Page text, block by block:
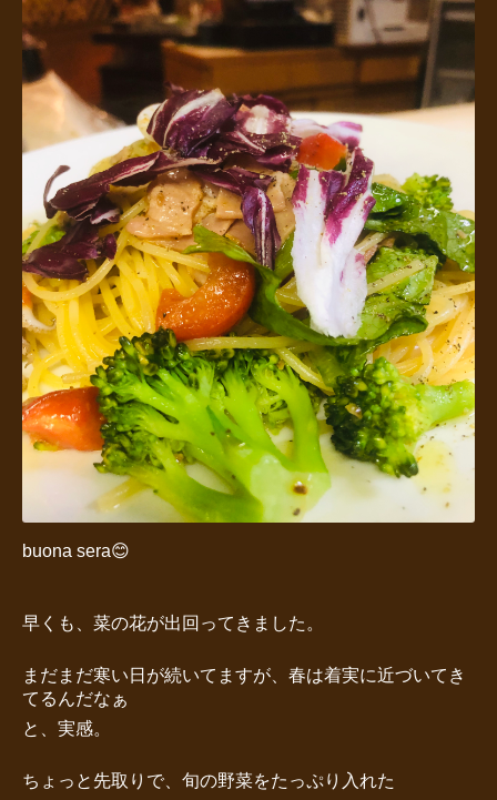
buona sera😊
早くも、菜の花が出回ってきました。
まだまだ寒い日が続いてますが、春は着実に近づいてき
てるんだなぁ
と、実感。
ちょっと先取りで、旬の野菜をたっぷり入れた